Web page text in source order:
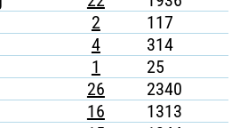
2 117
4 314
1 25
26 2340
16 1313